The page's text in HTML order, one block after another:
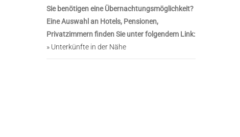
Sie benötigen eine Übernachtungsmöglichkeit?
Eine Auswahl an Hotels, Pensionen,
Privatzimmern finden Sie unter folgendem Link:
» Unterkünfte in der Nähe